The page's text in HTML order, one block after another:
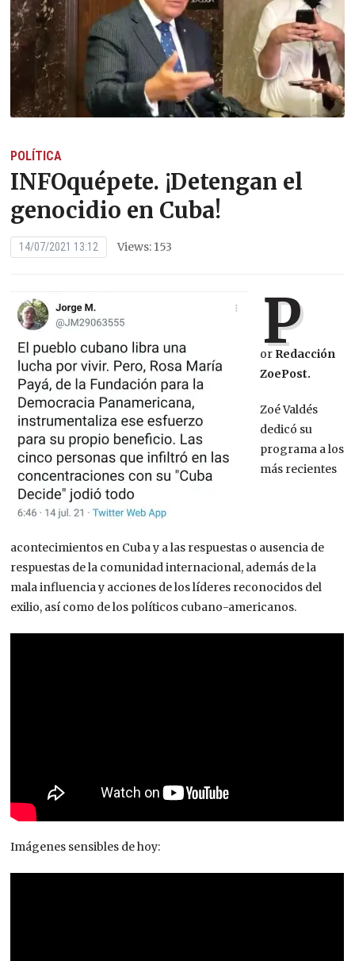
POLÍTICA
INFOquépete. ¡Detengan el
genocidio en Cuba!
14/07/2021 13:12 Views: 153
P
or Redacción
ZoePost.
Zoé Valdés
dedicó su
programa a los
más recientes
acontecimientos en Cuba y a las respuestas o ausencia de
respuestas de la comunidad internacional, además de la
mala influencia y acciones de los líderes reconocidos del
exilio, así como de los políticos cubano-americanos.
Imágenes sensibles de hoy: